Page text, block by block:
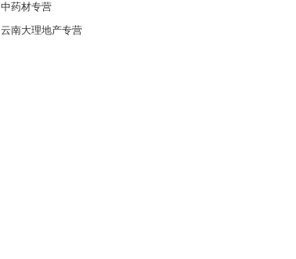
中药材专营
云南大理地产专营